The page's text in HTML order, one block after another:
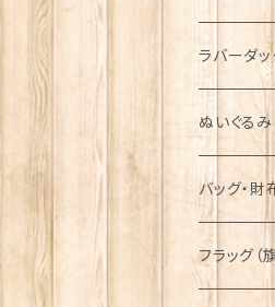
ラバーダッ
ぬいぐるみ
バッグ・財
フラッグ（旗